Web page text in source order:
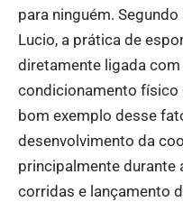
para ninguém.
Lucio, a prática de
diretamente ligada
condicionamento físico
bom exemplo desse
desenvolvimento da
principalmente durante
corridas e lançamento